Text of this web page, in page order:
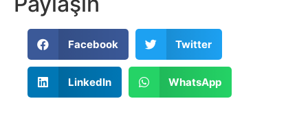
Facebook Twitter
LinkedIn WhatsApp